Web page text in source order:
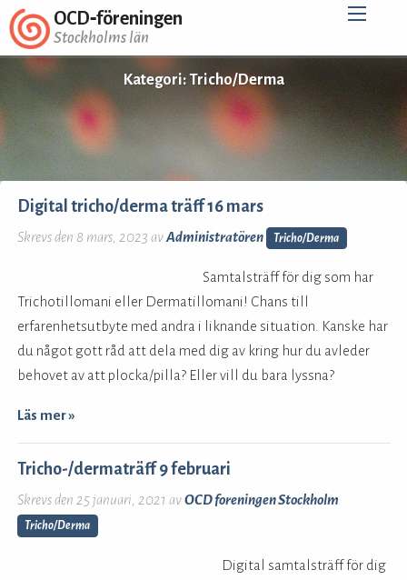
OCD‑föreningen
Stockholms län
Kategori:Tricho/Derma
Digital tricho/derma träff 16 mars
Skrevs den 8 mars, 2023 avAdministratören Tricho/Derma
Samtalsträff för dig som har
Trichotillomani eller Dermatillomani! Chans till
erfarenhetsutbyte med andra i liknande situation. Kanske har
du något gott råd att dela med dig av kring hur du avleder
behovet av att plocka/pilla? Eller vill du bara lyssna?
Läs mer »
Tricho-/dermaträff 9 februari
Skrevs den 25 januari, 2021 avOCD foreningen Stockholm
Tricho/Derma
Digital samtalsträff för dig